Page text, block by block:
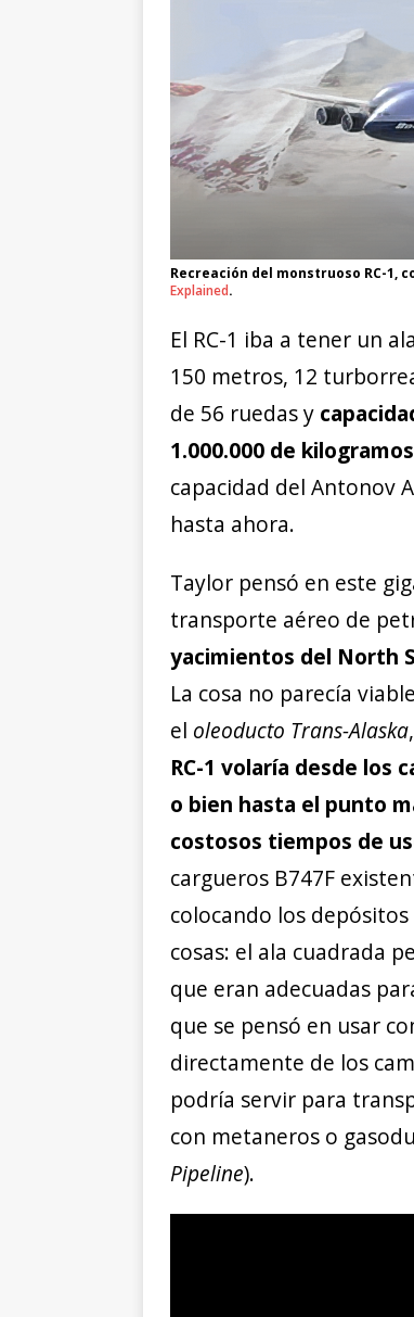
Recreación del monstruoso RC-1,
Explained.
El RC-1 iba a tener un
150 metros, 12
de 56 ruedas y
1.000.000 de kilogramos
capacidad del Antonov
hasta ahora.
Taylor pensó en este
transporte aéreo de
yacimientos del North
La cosa no parecía
el oleoducto Trans-Alaska
RC-1 volaría desde los
o bien hasta el punto
costosos tiempos de
cargueros B747F
colocando los
cosas: el ala cuadrada
que eran adecuadas
que se pensó en usar
directamente de los
podría servir para
con metaneros o
Pipeline).